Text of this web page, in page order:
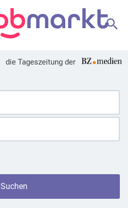
die Tageszeitung der
Suchen